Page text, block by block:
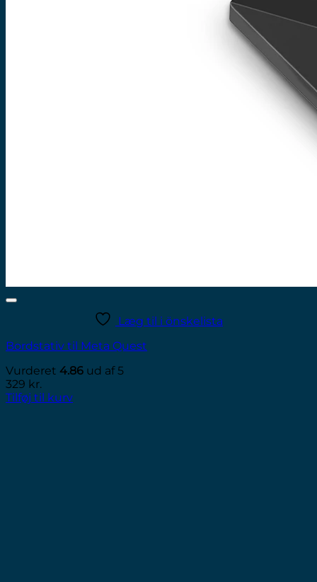
Læg til i önskelista
Bordstativ til Meta Quest
Vurderet 4.86 ud af 5
329 kr.
Tilføj til kurv